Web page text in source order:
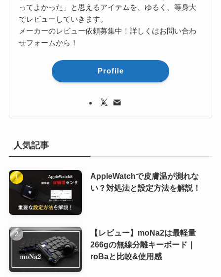
ってよかった」と思えるアイテムを、ゆるく、等身大
でレビューしていきます。
メーカーのレビュー依頼募集中！詳しくはお問い合わ
せフォームから！
Profile
人気記事
AppleWatchで皮膚温が測れな
い？対処法と設定方法を解説！
【レビュー】moNa2は最軽量
266gの無線分離キーボード｜
roBaと比較&使用感